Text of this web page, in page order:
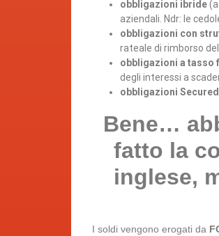
obbligazioni ibride
aziendali. Ndr: le
obbligazioni con
rateale di rimborso
obbligazioni a tasso
degli interessi a
obbligazioni Secured
Bene…
fatto la
inglese,
I soldi vengono erogati da